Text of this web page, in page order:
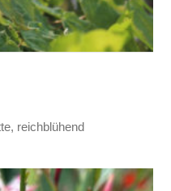
reichblühend